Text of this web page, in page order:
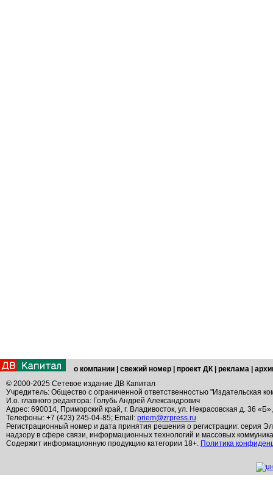
о компании свежий номер проект ДК реклама
© 2000-2025 Сетевое издание ДВ Капитал
Учредитель: Общество с ограниченной ответственностью "Издательская
И.о. главного редактора: Голубь Андрей Александрович
Адрес: 690014, Приморский край, г. Владивосток, ул. Некрасовская д. 36
Телефоны: +7 (423) 245-04-85; Email: priem@zrpress.ru
Регистрационный номер и дата принятия решения о регистрации: серия
надзору в сфере связи, информационных технологий и массовых
Содержит информационную продукцию категории 18+. Политика